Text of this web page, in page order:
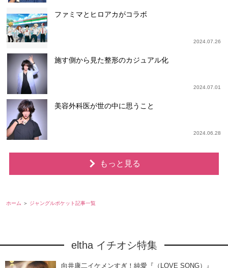
ファミマとヒロアカがコラボ
2024.07.26
施す側から見た整形のカジュアル化
2024.07.01
美容外科医が世の中に思うこと
2024.06.28
もっと見る
ホーム ジャングルポケット記事一覧
eltha イチオシ特集
向井康二イケメンすぎ！純愛『（LOVE SONG）』